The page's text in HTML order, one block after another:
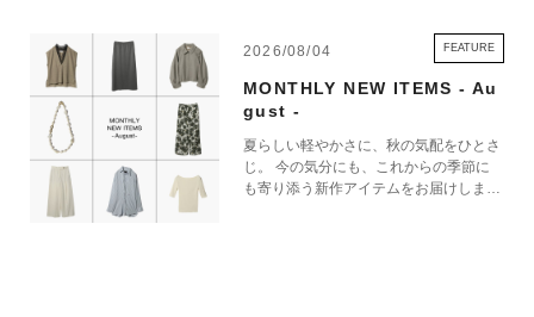
2026/08/04 FEATURE
MONTHLY NEW ITEMS - Au
gust -
夏らしい軽やかさに、秋の気配をひとさ
じ。 今の気分にも、これからの季節に
も寄り添う新作アイテムをお届けしま